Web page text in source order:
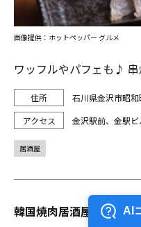
ワッフルやパフェも♪
石川県金沢市昭
金沢駅前、金駅
画像提供：ホットペッパー グルメ
居酒屋
韓国焼肉居酒屋